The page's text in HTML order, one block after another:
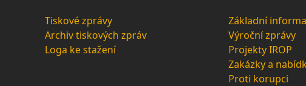
Tiskové zprávy
Archiv tiskových zpráv
Loga ke stažení
Základní
Výroční zprávy
Projekty IROP
Zakázky a
Proti korupci